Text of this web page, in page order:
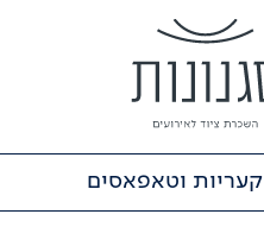
קעריות וטאפאסים